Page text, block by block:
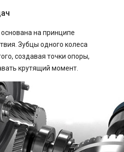
на принципе
Зубцы одного колеса
создавая точки опоры,
крутящий момент.